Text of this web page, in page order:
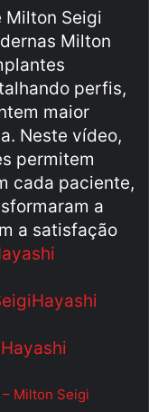
Milton Seigi
Milton
perfis,
maior
Neste vídeo,
permitem
cada paciente,
a
a satisfação
Milton Seigi